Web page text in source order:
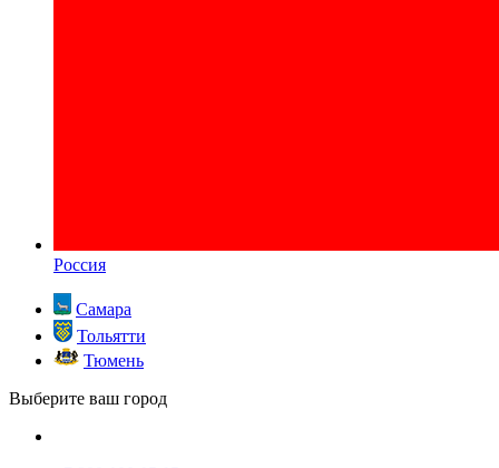
Россия
Самара
Тольятти
Тюмень
Выберите ваш город